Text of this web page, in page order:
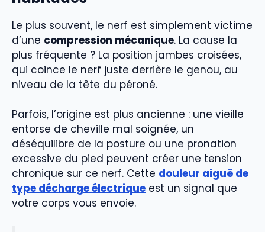
Le plus souvent, le nerf est simplement victime
d’une compression mécanique. La cause la
plus fréquente ? La position jambes croisées,
qui coince le nerf juste derrière le genou, au
niveau de la tête du péroné.
Parfois, l’origine est plus ancienne : une vieille
entorse de cheville mal soignée, un
déséquilibre de la posture ou une pronation
excessive du pied peuvent créer une tension
chronique sur ce nerf. Cette douleur aiguë de
type décharge électrique est un signal que
votre corps vous envoie.